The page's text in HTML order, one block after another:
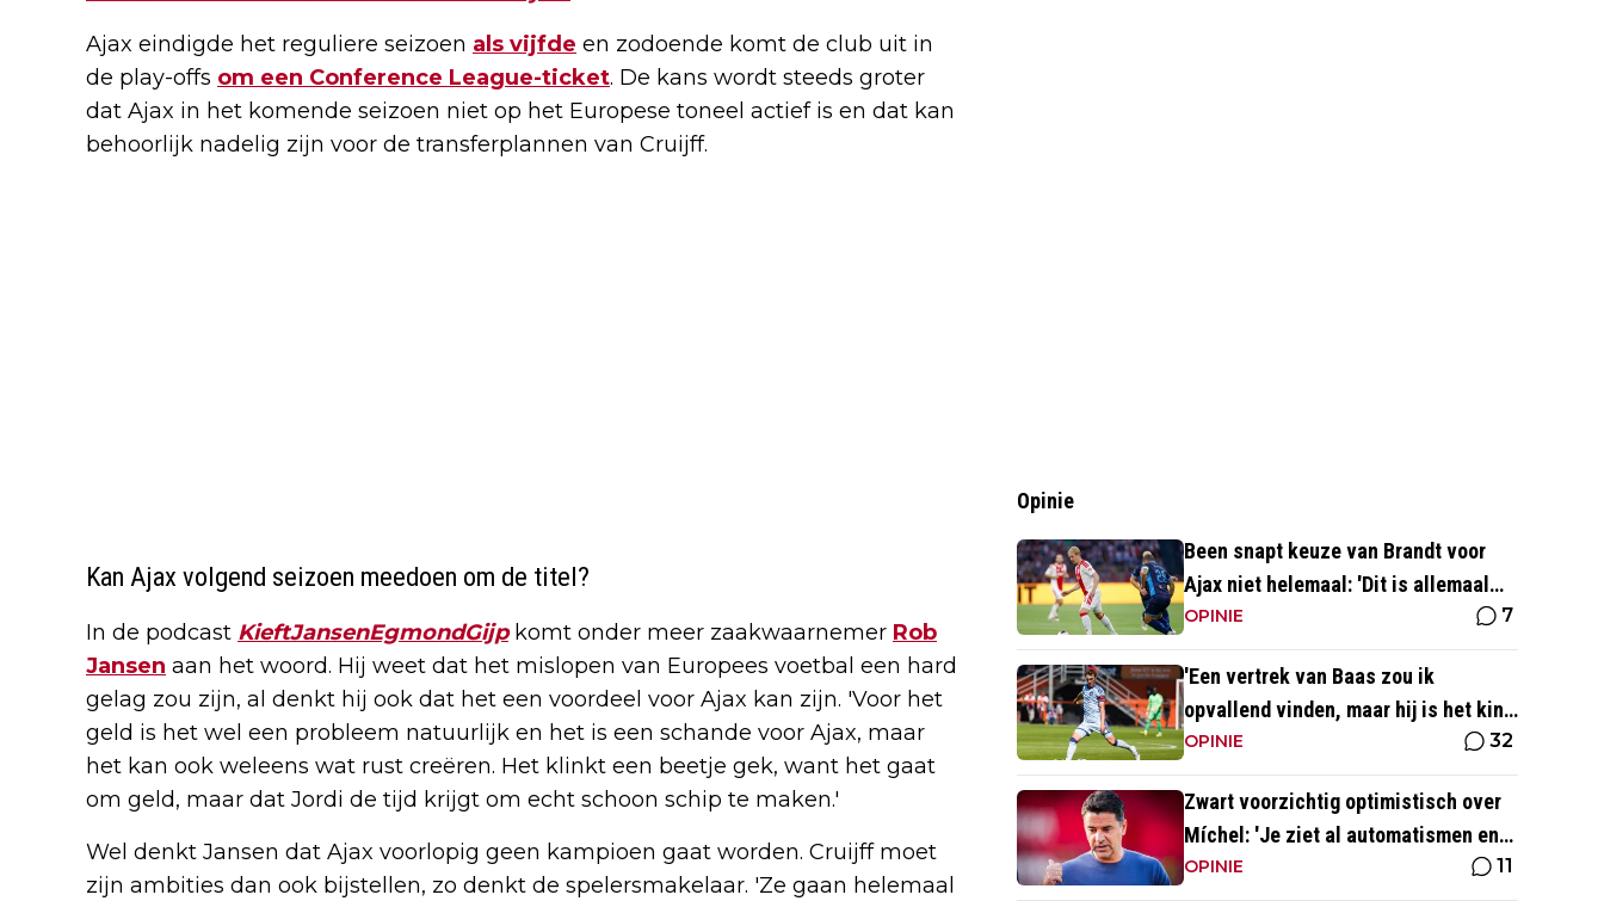
Ajax eindigde het reguliere seizoen als vijfde en zodoende komt de club uit in
de play-offs om een Conference League-ticket. De kans wordt steeds groter
dat Ajax in het komende seizoen niet op het Europese toneel actief is en dat kan
behoorlijk nadelig zijn voor de transferplannen van Cruijff.
Kan Ajax volgend seizoen meedoen om de titel?
In de podcast KieftJansenEgmondGijpkomt onder meer zaakwaarnemer Rob
Jansen aan het woord. Hij weet dat het mislopen van Europees voetbal een hard
gelag zou zijn, al denkt hij ook dat het een voordeel voor Ajax kan zijn. 'Voor het
geld is het wel een probleem natuurlijk en het is een schande voor Ajax, maar
het kan ook weleens wat rust creëren. Het klinkt een beetje gek, want het gaat
om geld, maar dat Jordi de tijd krijgt om echt schoon schip te maken.'
Wel denkt Jansen dat Ajax voorlopig geen kampioen gaat worden. Cruijff moet
zijn ambities dan ook bijstellen, zo denkt de spelersmakelaar. 'Ze gaan helemaal
Opinie
Been snapt keuze van Brandt voor
Ajax niet helemaal: 'Dit is allemaal
wat makkelijker'
OPINIE 7
'Een vertrek van Baas zou ik
opvallend vinden, maar hij is het kind
van de rekening van de komst van
Blind'
OPINIE 32
Zwart voorzichtig optimistisch over
Míchel: 'Je ziet al automatismen en
patronen terug, maar...'
OPINIE 11